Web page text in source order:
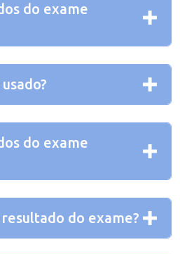
do exame
do exame
do exame?